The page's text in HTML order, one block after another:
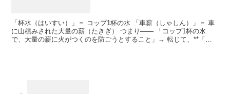
「杯水（はいすい）」＝ コップ1杯の水 「車薪（しゃしん）」＝ 車
に山積みされた大量の薪（たきぎ） つまり―― 「コップ1杯の水
で、大量の薪に火がつくのを防ごうとすること」→ 転じて、**「焼